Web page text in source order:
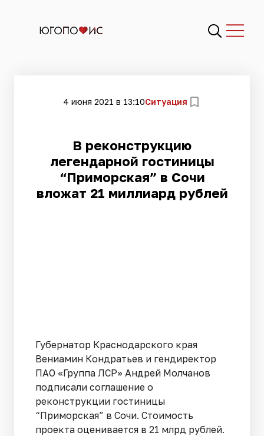
4 июня 2021 в 13:10Ситуация
​В реконструкцию
легендарной гостиницы
“Приморская” в Сочи
вложат 21 миллиард рублей
Губернатор Краснодарского края
Вениамин Кондратьев и гендиректор
ПАО «Группа ЛСР» Андрей Молчанов
подписали соглашение о
реконструкции гостиницы
“Приморская” в Сочи. Стоимость
проекта оценивается в 21 млрд рублей.